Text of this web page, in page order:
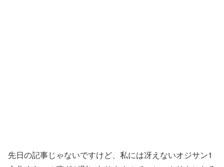
先日の記事じゃないですけど、私には冴えないオジサン1